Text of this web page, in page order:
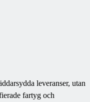
leveranser, utan
fartyg och